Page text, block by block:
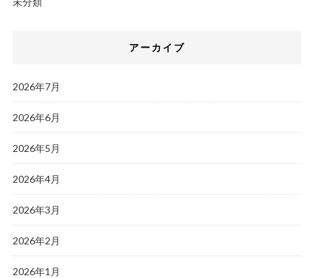
アーカイブ
2026年7月
2026年6月
2026年5月
2026年4月
2026年3月
2026年2月
2026年1月